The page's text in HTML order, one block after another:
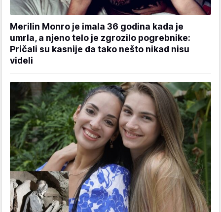
Merilin Monro je imala 36 godina kada je
umrla, a njeno telo je zgrozilo pogrebnike:
Pričali su kasnije da tako nešto nikad nisu
videli